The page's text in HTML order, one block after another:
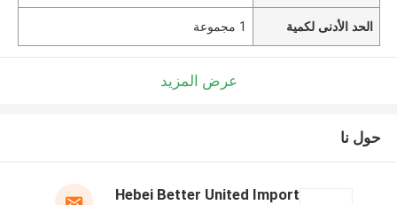
الحد الأدنى لكمية 1 مجموعة
عرض المزيد
حول نا
Hebei Better United Import